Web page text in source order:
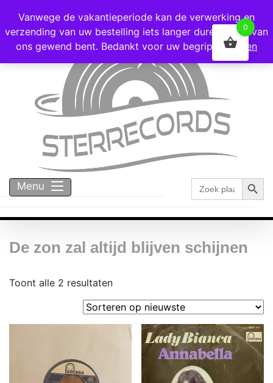
Voor 16:00 besteld = vandaag verzonden!
Menu
Zoek
naar:
De zon zal altijd blijven schijnen
Toont alle 2 resultatenGesorteerd
op
nieuwste
Vanwege de vakantieperiode kan de verwerking en
verzending van uw bestelling iets langer duren dan u van
ons gewend bent. Bedankt voor uw begrip!
Negeren
0